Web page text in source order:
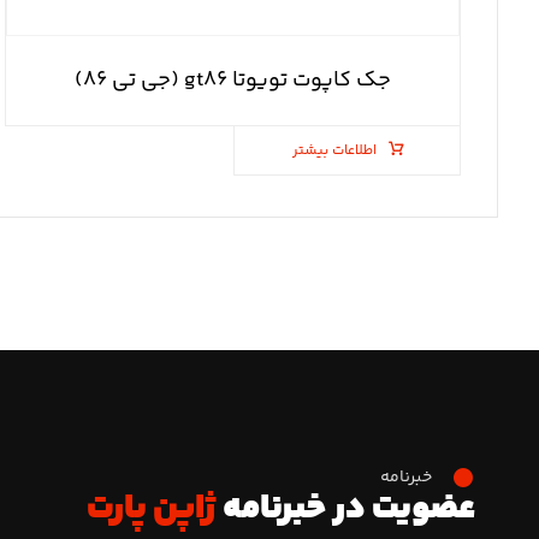
جک کاپوت تویوتا gt۸۶ (جی تی ۸۶)
اطلاعات بیشتر
خبرنامه
عضویت در خبرنامهژاپن پارت